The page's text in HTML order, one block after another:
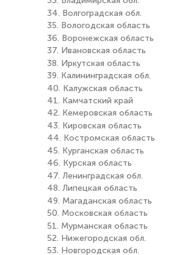
34. Волгоградская обл.
35. Вологодская область
36. Воронежская область
37. Ивановская область
38. Иркутская область
39. Калининградская обл.
40. Калужская область
41. Камчатский край
42. Кемеровская область
43. Кировская область
44. Костромская область
45. Курганская область
46. Курская область
47. Ленинградская обл.
48. Липецкая область
49. Магаданская область
50. Московская область
51. Мурманская область
52. Нижегородская обл.
53. Новгородская обл.